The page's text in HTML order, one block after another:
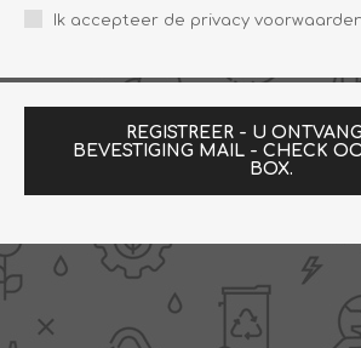
Ik accepteer de privacy
REGISTREER - U
BEVESTIGING MAIL - CHECK
BOX.